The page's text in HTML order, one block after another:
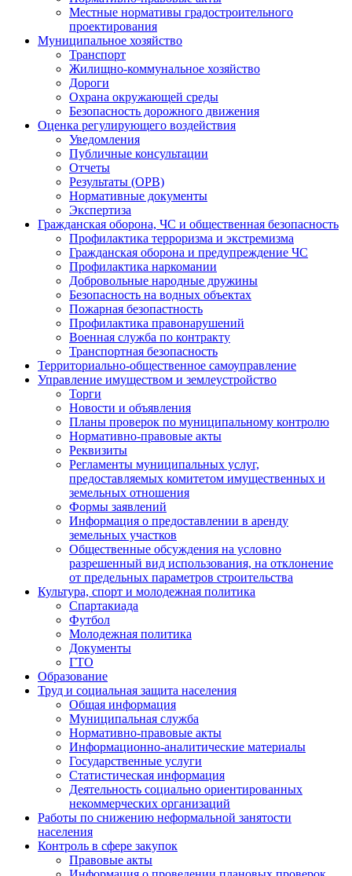
Местные нормативы градостроительного
проектирования
Муниципальное хозяйство
Транспорт
Жилищно-коммунальное хозяйство
Дороги
Охрана окружающей среды
Безопасность дорожного движения
Оценка регулирующего воздействия
Уведомления
Публичные консультации
Отчеты
Результаты (ОРВ)
Нормативные документы
Экспертиза
Гражданская оборона, ЧС и общественная безопасность
Профилактика терроризма и экстремизма
Гражданская оборона и предупреждение ЧС
Профилактика наркомании
Добровольные народные дружины
Безопасность на водных объектах
Пожарная безопастность
Профилактика правонарушений
Военная служба по контракту
Транспортная безопасность
Территориально-общественное самоуправление
Управление имуществом и землеустройство
Торги
Новости и объявления
Планы проверок по муниципальному контролю
Нормативно-правовые акты
Реквизиты
Регламенты муниципальных услуг,
предоставляемых комитетом имущественных и
земельных отношения
Формы заявлений
Информация о предоставлении в аренду
земельных участков
Общественные обсуждения на условно
разрешенный вид использования, на отклонение
от предельных параметров строительства
Культура, спорт и молодежная политика
Спартакиада
Футбол
Молодежная политика
Документы
ГТО
Образование
Труд и социальная защита населения
Общая информация
Муниципальная служба
Нормативно-правовые акты
Информационно-аналитические материалы
Государственные услуги
Статистическая информация
Деятельность социально ориентированных
некоммерческих организаций
Работы по снижению неформальной занятости
населения
Контроль в сфере закупок
Правовые акты